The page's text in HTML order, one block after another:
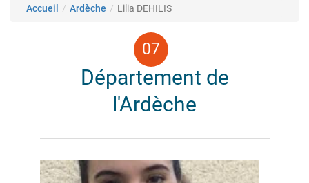
Fil d'Ariane
Accueil Ardèche Lilia DEHILIS
Département de
l'Ardèche